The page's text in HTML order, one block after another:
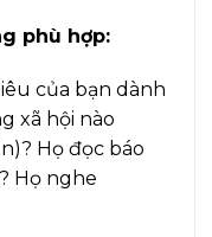
phù hợp:
của bạn dành
xã hội nào
Họ đọc báo
Họ nghe